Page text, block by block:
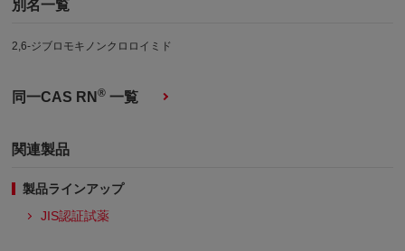
別名一覧
2,6‐ジブロモキノンクロロイミド
同一CAS RN® 一覧
関連製品
製品ラインアップ
JIS認証試薬